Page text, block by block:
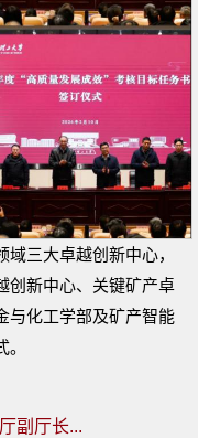
三大卓越创新中心，
创新中心、关键矿产卓
与化工学部及矿产智能
副厅长...